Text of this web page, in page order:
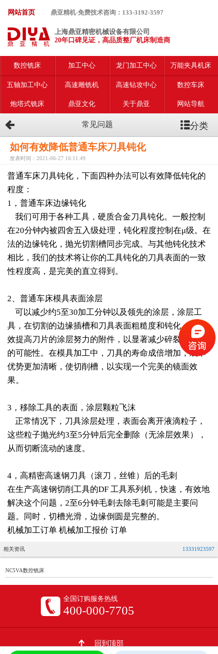
网站首页 鼎亚精机-免费技术咨询：133-3192-3597
上海鼎亚精密机械设备有限公司
20年口碑见证，高品质整厂机床制造商
数控铣床 加工中心 龙门加工中心 万能夹具机床
五轴加工中心 高速雕铣机 高速钻攻中心 数控车床
炮塔式铣床 鼎亚文化 关于鼎亚 网站导航
常见问题 分类
如何有效降低普通车床刀具钝化
发表时间：2021-06-27 16:11:49
普通车床刀具钝化，下面四种办法可以有效降低钝化的
程度：
1，普通车床边缘钝化
我们可用于各种工具，硬质合金刀具钝化。一般控制
在20分钟内被四舍五入级处理，钝化程度控制在μ级。在
法的边缘钝化，抛光切割槽同步完成。与其他钝化技术
相比，我们的技术将让你的工具钝化的刀具表面的一致
性程度高，是完美的直立得到。
2、普通车床模具表面涂层
可以减少约5至30加工分钟以及领先的涂层，涂层工
具，在切割的边缘插槽和刀具表面粗糙度和钝化，以有
效提高刀片的涂层努力的附件，以显著减少碎裂和工具
的可能性。在模具加工中，刀具的寿命成倍增加，成本
优势更加清晰，使切削槽，以实现一个完美的镜面效
果。
3，移除工具的表面，涂层颗粒飞沫
正常情况下，刀具涂层处理，表面会离开液滴粒子，
这些粒子抛光约3至5分钟后完全删除（无涂层效果），
从而切断流动的速度。
4，高精密高速钢刀具（滚刀，丝锥）后的毛刺
在生产高速钢切削工具的DF 工具系列机，快速，有效地
解决这个问题，2至6分钟毛刺去除毛刺可能是主要问
题。同时，切槽光滑，边缘倒圆是完整的。
机械加工订单 机械加工报价 订单
相关资讯 13331923597
NC5VA数控铣床
全国订购服务热线
400-000-7705
回到顶部